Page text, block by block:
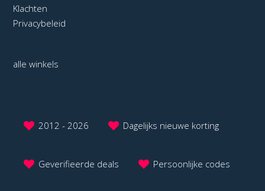
Klachten
Privacybeleid
alle winkels
2012 - 2026 Dagelijks nieuwe korting
Geverifieerde deals Persoonlijke codes